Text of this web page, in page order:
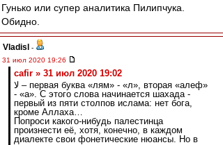
Гунько или супер аналитика Пилипчука.
Обидно.
Vladisl
-
31 июл 2020 19:26
cafir » 31 июл 2020 19:02
لا – первая буква «лям» - «л», вторая «алеф»
- «а». С этого слова начинается шахада -
первый из пяти столпов ислама: нет бога,
кроме Аллаха…
Попроси какого-нибудь палестинца
произнести её, хотя, конечно, в каждом
диалекте свои фонетические нюансы. Но в